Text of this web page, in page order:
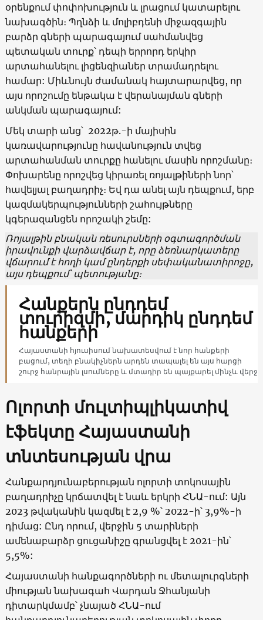
օրենքում փոփոխություն և լրացում կատարելու
նախագծին։ Պղնձի և մոլիբդենի միջազգային
բարձր գների պարագայում սահմանվեց
պետական տուրք՝ դեպի երրորդ երկիր
արտահանելու լիցենզիաներ տրամադրելու
համար: Միևնույն ժամանակ հայտարարվեց, որ
այս որոշումը ենթակա է վերանայման գների
անկման պարագայում:
Մեկ տարի անց՝ 2022թ.-ի մայիսին
կառավարությունը հավանություն տվեց
արտահանման տուրքը հանելու մասին որոշմանը։
Փոխարենը որոշվեց կիրառել ռոյալթիների նոր՝
հավելյալ բաղադրիչ։ Եվ դա անել այն դեպքում, երբ
կազմակերպությունների շահույթները
կգերազանցեն որոշակի շեմը:
Ռոյալթին բնական ռեսուրսների օգտագործման
իրավունքի վարձավճար է, որը ձեռնարկատերը
վճարում է հողի կամ ընդերքի սեփականատիրոջը,
այս դեպքում՝ պետությանը։
Հանքերն ընդդեմ
տուրիզմի, մարդիկ ընդդեմ
հանքերի
Հայաստանի հյուսիսում նախատեսվում է նոր հանքերի
բացում, տեղի բնակիչներն արդեն տապալել են այս հարցի
շուրջ հանրային լսումները և մտադիր են պայքարել մինչև վերջ
Ոլորտի մուլտիպլիկատիվ
էֆեկտը Հայաստանի
տնտեսության վրա
Հանքարդյունաբերության ոլորտի տոկոսային
բաղադրիչը կրճատվել է նաև երկրի ՀՆԱ-ում: Այն
2023 թվականին կազմել է 2,9 %՝ 2022-ի՝ 3,9%-ի
դիմաց: Ընդ որում, վերջին 5 տարիների
ամենաբարձր ցուցանիշը գրանցվել է 2021-ին՝
5,5%:
Հայաստանի հանքագործների ու մետալուրգների
միության նախագահ Վարդան Ջհանյանի
դիտարկմամբ՝ չնայած ՀՆԱ-ում